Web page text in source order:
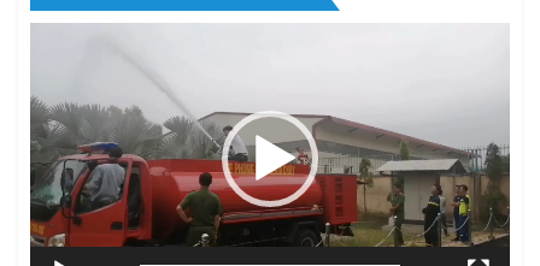
Video